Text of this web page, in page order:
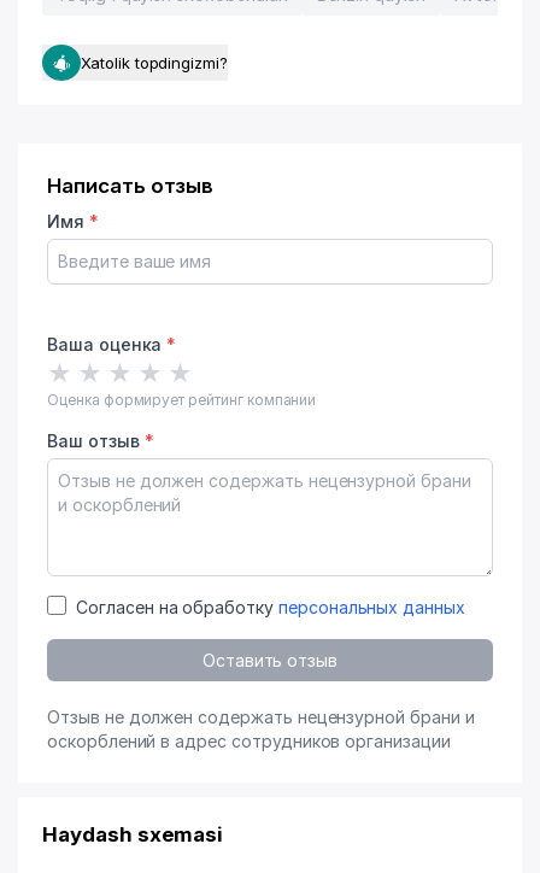
Xatolik topdingizmi?
Написать отзыв
Имя *
Ваша оценка *
★ ★ ★ ★ ★
Оценка формирует рейтинг компании
Ваш отзыв *
Согласен на обработку персональных данных
Оставить отзыв
Отзыв не должен содержать нецензурной брани и
оскорблений в адрес сотрудников организации
Haydash sxemasi